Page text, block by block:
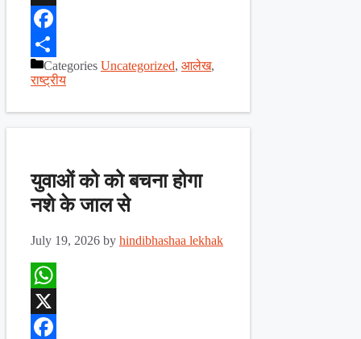
X
Facebook
ShareCategories Uncategorized, आलेख,
राष्ट्रीय
युवाओं को को बचना होगा
नशे के जाल से
July 19, 2026 by hindibhashaa lekhak
WhatsApp
X